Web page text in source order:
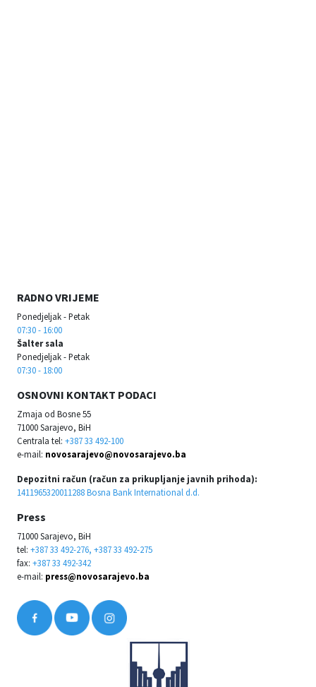
RADNO VRIJEME
Ponedjeljak - Petak
07:30 - 16:00
Šalter sala
Ponedjeljak - Petak
07:30 - 18:00
OSNOVNI KONTAKT PODACI
Zmaja od Bosne 55
71000 Sarajevo, BiH
Centrala tel: +387 33 492-100
e-mail: novosarajevo@novosarajevo.ba
Depozitni račun (račun za prikupljanje javnih prihoda):
1411965320011288 Bosna Bank International d.d.
Press
71000 Sarajevo, BiH
tel: +387 33 492-276, +387 33 492-275
fax: +387 33 492-342
e-mail: press@novosarajevo.ba